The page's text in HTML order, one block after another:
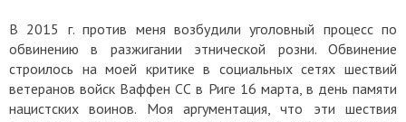
В 2015 г. против меня возбудили уголовный процесс по
обвинению в разжигании этнической розни. Обвинение
строилось на моей критике в социальных сетях шествий
ветеранов войск Ваффен СС в Риге 16 марта, в день памяти
нацистских воинов. Моя аргументация, что эти шествия